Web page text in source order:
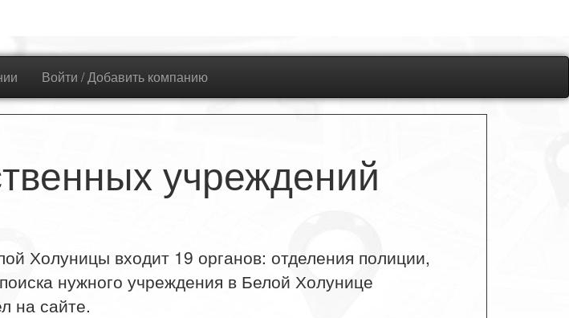
Войти / Добавить компанию
учреждений
Холуницы входит 19 органов: отделения полиции,
нужного учреждения в Белой Холунице
на сайте.